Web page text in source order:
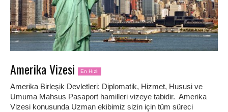
Amerika Vizesi En Hızlı
Amerika Birleşik Devletleri: Diplomatik, Hizmet, Hususi ve
Umuma Mahsus Pasaport hamilleri vizeye tabidir. Amerika
Vizesi konusunda Uzman ekibimiz sizin için tüm süreci